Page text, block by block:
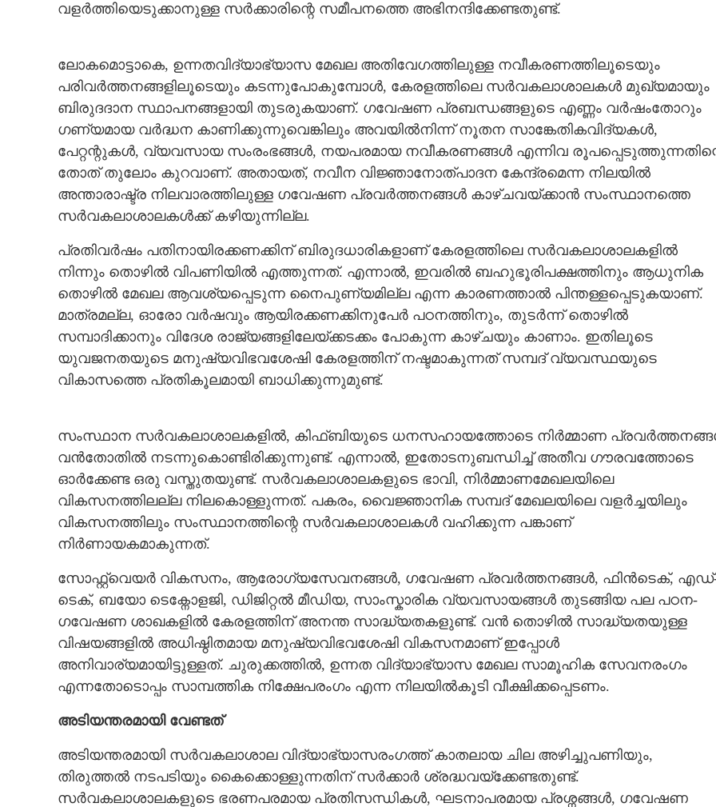
വളർത്തിയെടുക്കാനുള്ള സർക്കാരിന്റെ സമീപനത്തെ അഭിനന്ദിക്കേണ്ടതുണ്ട്.
ലോകമൊട്ടാകെ, ഉന്നതവിദ്യാഭ്യാസ മേഖല അതിവേഗത്തിലുള്ള നവീകരണത്തിലൂടെയും
പരിവർത്തനങ്ങളിലൂടെയും കടന്നുപോകുമ്പോൾ, കേരളത്തിലെ സർവകലാശാലകൾ മുഖ്യമായും
ബിരുദദാന സ്ഥാപനങ്ങളായി തുടരുകയാണ്. ഗവേഷണ പ്രബന്ധങ്ങളുടെ എണ്ണം വർഷംതോറും
ഗണ്യമായ വർദ്ധന കാണിക്കുന്നുവെങ്കിലും അവയിൽനിന്ന് നൂതന സാങ്കേതികവിദ്യകൾ,
പേറ്റന്റുകൾ, വ്യവസായ സംരംഭങ്ങൾ, നയപരമായ നവീകരണങ്ങൾ എന്നിവ
തോത് തുലോം കുറവാണ്. അതായത്, നവീന വിജ്ഞാനോത്പാദന കേന്ദ്രമെന്ന നിലയിൽ
അന്താരാഷ്ട്ര നിലവാരത്തിലുള്ള ഗവേഷണ പ്രവർത്തനങ്ങൾ കാഴ്ചവയ്ക്കാൻ സംസ്ഥാനത്തെ
സർവകലാശാലകൾക്ക് കഴിയുന്നില്ല.
പ്രതിവർഷം പതിനായിരക്കണക്കിന് ബിരുദധാരികളാണ് കേരളത്തിലെ സർവകലാശാലകളിൽ
നിന്നും തൊഴിൽ വിപണിയിൽ എത്തുന്നത്. എന്നാൽ, ഇവരിൽ ബഹുഭൂരിപക്ഷത്തിനും ആധുനിക
തൊഴിൽ മേഖല ആവശ്യപ്പെടുന്ന നൈപുണ്യമില്ല എന്ന കാരണത്താൽ പിന്തള്ളപ്പെടുകയാണ്.
മാത്രമല്ല, ഓരോ വർഷവും ആയിരക്കണക്കിനുപേർ പഠനത്തിനും, തുടർന്ന് തൊഴിൽ
സമ്പാദിക്കാനും വിദേശ രാജ്യങ്ങളിലേയ്ക്കടക്കം പോകുന്ന കാഴ്ചയും കാണാം. ഇതിലൂടെ
യുവജനതയുടെ മനുഷ്യവിഭവശേഷി കേരളത്തിന് നഷ്ടമാകുന്നത് സമ്പദ് വ്യവസ്ഥയുടെ
വികാസത്തെ പ്രതികൂലമായി ബാധിക്കുന്നുമുണ്ട്.
സംസ്ഥാന സർവകലാശാലകളിൽ, കിഫ്‌ബിയുടെ ധനസഹായത്തോടെ നിർമ്മാണ
വൻതോതിൽ നടന്നുകൊണ്ടിരിക്കുന്നുണ്ട്. എന്നാൽ, ഇതോടനുബന്ധിച്ച് അതീവ ഗൗരവത്തോടെ
ഓർക്കേണ്ട ഒരു വസ്തുതയുണ്ട്. സർവകലാശാലകളുടെ ഭാവി, നിർമ്മാണമേഖലയിലെ
വികസനത്തിലല്ല നിലകൊള്ളുന്നത്. പകരം, വൈജ്ഞാനിക സമ്പദ് മേഖലയിലെ വളർച്ചയിലും
വികസനത്തിലും സംസ്ഥാനത്തിന്റെ സർവകലാശാലകൾ വഹിക്കുന്ന പങ്കാണ്
നിർണായകമാകുന്നത്.
സോഫ്റ്റ്‌വെയർ വികസനം, ആരോഗ്യസേവനങ്ങൾ, ഗവേഷണ പ്രവർത്തനങ്ങൾ, ഫിൻടെക്,
ടെക്, ബയോ ടെക്നോളജി, ഡിജിറ്റൽ മീഡിയ, സാംസ്കാരിക വ്യവസായങ്ങൾ തുടങ്ങിയ പല പഠന-
ഗവേഷണ ശാഖകളിൽ കേരളത്തിന് അനന്ത സാദ്ധ്യതകളുണ്ട്. വൻ തൊഴിൽ സാദ്ധ്യതയുള്ള
വിഷയങ്ങളിൽ അധിഷ്ഠിതമായ മനുഷ്യവിഭവശേഷി വികസനമാണ് ഇപ്പോൾ
അനിവാര്യമായിട്ടുള്ളത്. ചുരുക്കത്തിൽ, ഉന്നത വിദ്യാഭ്യാസ മേഖല സാമൂഹിക സേവനരംഗം
എന്നതോടൊപ്പം സാമ്പത്തിക നിക്ഷേപരംഗം എന്ന നിലയിൽകൂടി വീക്ഷിക്കപ്പെടണം.
അടിയന്തരമായി വേണ്ടത്
അടിയന്തരമായി സർവകലാശാല വിദ്യാഭ്യാസരംഗത്ത് കാതലായ ചില അഴിച്ചുപണിയും,
തിരുത്തൽ നടപടിയും കൈക്കൊള്ളുന്നതിന് സർക്കാർ ശ്രദ്ധവയ്ക്കേണ്ടതുണ്ട്.
സർവകലാശാലകളുടെ ഭരണപരമായ പ്രതിസന്ധികൾ, ഘടനാപരമായ പ്രശ്നങ്ങൾ, ഗവേഷണ